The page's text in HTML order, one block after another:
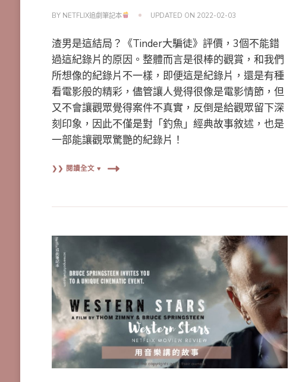
BY NETFLIX追劇筆記本 UPDATED ON 2022-02-03
渣男是這結局？《Tinder大騙徒》評價，3個不能錯
過這紀錄片的原因。整體而言是很棒的觀賞，和我們
所想像的紀錄片不一樣，即便這是紀錄片，還是有種
看電影般的精彩，儘管讓人覺得很像是電影情節，但
又不會讓觀眾覺得案件不真實，反倒是給觀眾留下深
刻印象，因此不僅是對「釣魚」經典故事敘述，也是
一部能讓觀眾驚艷的紀錄片！
❯❯ 閱讀全文 ♥